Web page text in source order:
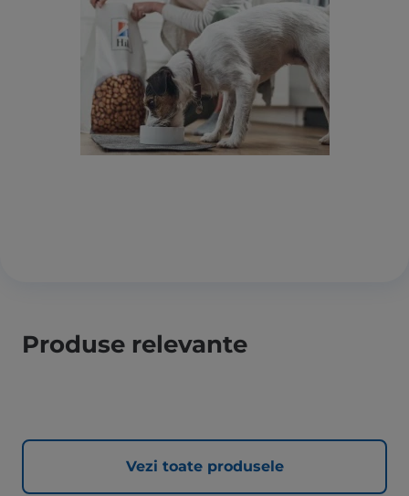
Produse relevante
Vezi toate produsele